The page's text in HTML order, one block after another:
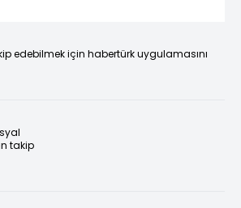
edebilmek için habertürk uygulamasını
takip